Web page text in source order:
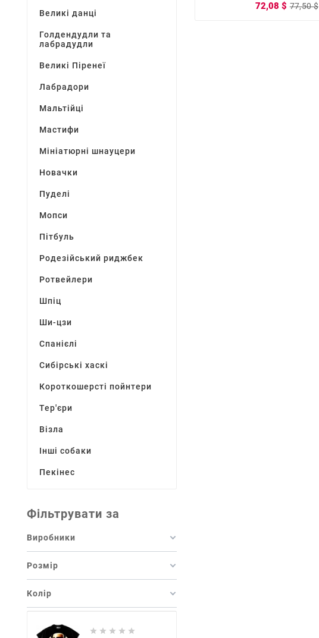
Великі данці
Голдендудли та
лабрадудли
Великі Піренеї
Лабрадори
Мальтійці
Мастифи
Мініатюрні шнауцери
Новачки
Пуделі
Мопси
Пітбуль
Родезійський риджбек
Ротвейлери
Шпіц
Ши-цзи
Спанієлі
Сибірські хаскі
Короткошерсті пойнтери
Тер'єри
Візла
Інші собаки
Пекінес
Фільтрувати за
Виробники
Розмір
Колір
    
72,08 $ 77,50 $